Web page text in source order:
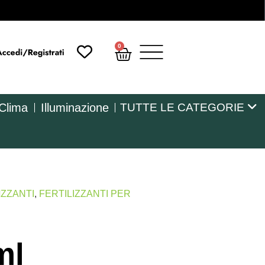
0
Illuminazione TUTTE LE CATEGORIE
, FERTILIZZANTI PER